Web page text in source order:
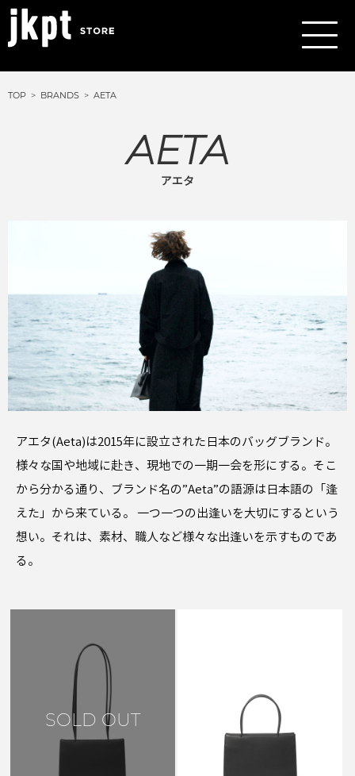
TOP BRANDS AETA
AETA
アエタ
アエタ(Aeta)は2015年に設立された日本のバッグブランド。
様々な国や地域に赴き、現地での一期一会を形にする。そこ
から分かる通り、ブランド名の”Aeta”の語源は日本語の「逢
えた」から来ている。 一つ一つの出逢いを大切にするという
想い。それは、素材、職人など様々な出逢いを示すものであ
る。
SOLD OUT
GE SUQUARE TOTE BAG
BLACK S GE11